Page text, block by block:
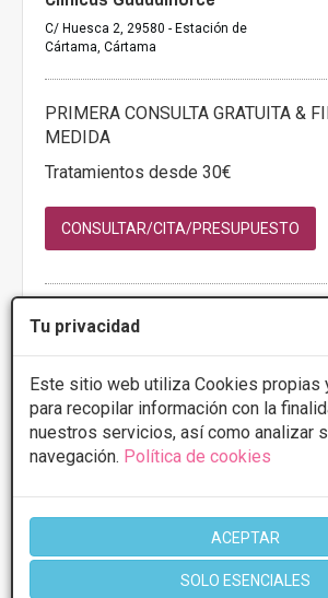
Tu privacidad
Este sitio web utiliza Cookies propias
para recopilar información con la
nuestros servicios, así como analizar
navegación. Política de cookies
ACEPTAR
SOLO ESENCIALES
C/ Huesca 2, 29580 - Estación de
Cártama, Cártama
PRIMERA CONSULTA GRATUITA &
MEDIDA
Tratamientos desde 30€
CONSULTAR/CITA/PRESUPUESTO
Más información
1 de 0
* Información orientativa, el descuento
tratamiento y centro elegidos. Consulte los
ofertas y descuentos que ofrecen.